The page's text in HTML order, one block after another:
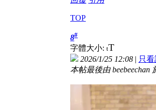
TOP
8#
字體大小: tT
2026/1/25 12:08 | 只
本帖最後由 beebeechan